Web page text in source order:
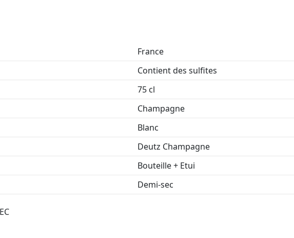
France
Contient des sulfites
75 cl
Champagne
Blanc
Deutz Champagne
Bouteille + Etui
Demi-sec